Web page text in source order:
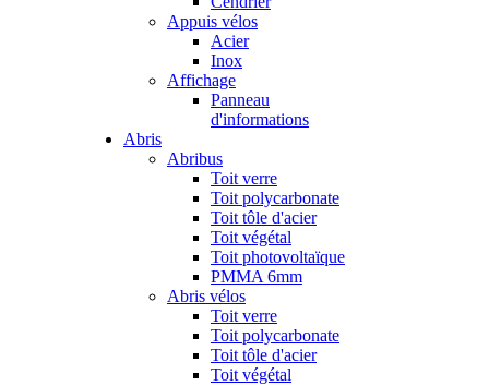
Appuis vélos
Acier
Inox
Affichage
Panneau
d'informations
Abris
Abribus
Toit verre
Toit polycarbonate
Toit tôle d'acier
Toit végétal
Toit photovoltaïque
PMMA 6mm
Abris vélos
Toit verre
Toit polycarbonate
Toit tôle d'acier
Toit végétal